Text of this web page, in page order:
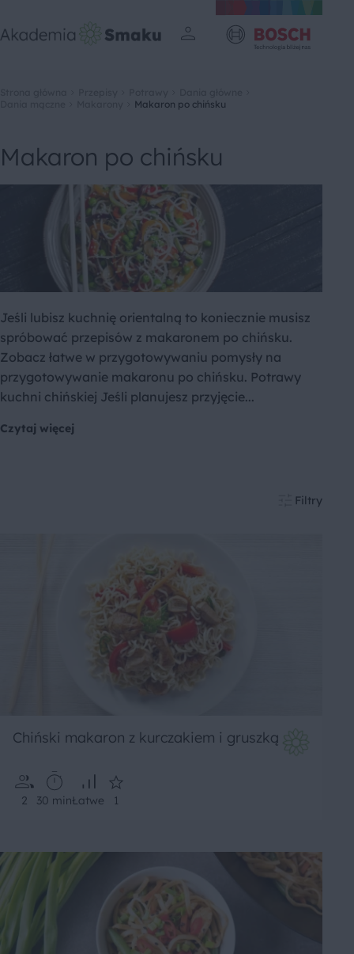
Makaron po chińsku
Makaron po chińsku
Jeśli lubisz kuchnię orientalną to koniecznie musisz
spróbować przepisów z makaronem po chińsku.
Zobacz łatwe w przygotowywaniu pomysły na
przygotowywanie makaronu po chińsku. Potrawy
kuchni chińskiej Jeśli planujesz przyjęcie...
Czytaj więcej
Filtry
Chiński makaron z kurczakiem i gruszką
2 30 minŁatwe 1